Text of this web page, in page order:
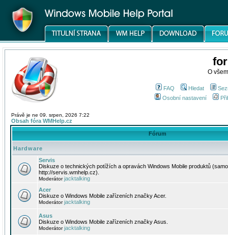
O
FAQ Hledat
Osobní nastavení
Právě je ne 09. srpen, 2026 7:22
Obsah fóra WMHelp.cz
Fórum
Hardware
Servis
Diskuze o technických potížích a opravách Windows Mobile produktů
http://servis.wmhelp.cz).
Moderátorjacktalking
Acer
Diskuze o Windows Mobile zařízeních značky Acer.
Moderátorjacktalking
Asus
Diskuze o Windows Mobile zařízeních značky Asus.
Moderátorjacktalking